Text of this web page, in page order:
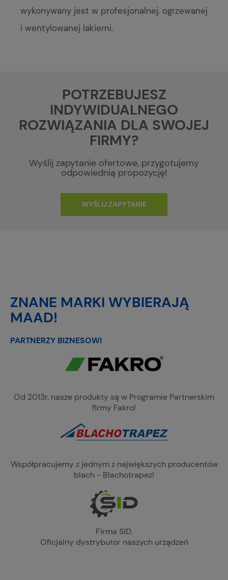
wykonywany jest w profesjonalnej, ogrzewanej
i wentylowanej lakierni.
POTRZEBUJESZ
INDYWIDUALNEGO
ROZWIĄZANIA DLA SWOJEJ
FIRMY?
Wyślij zapytanie ofertowe, przygotujemy
odpowiednią propozycję!
WYŚLIJ ZAPYTANIE
ZNANE MARKI WYBIERAJĄ
MAAD!
PARTNERZY BIZNESOWI
Od 2013r. nasze produkty są w Programie Partnerskim
firmy Fakro!
Współpracujemy z jednym z największych producentów
blach - Blachotrapez!
Firma SID.
Oficjalny dystrybutor naszych urządzeń